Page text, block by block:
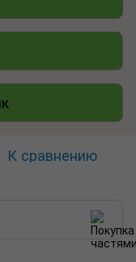
К сравнению